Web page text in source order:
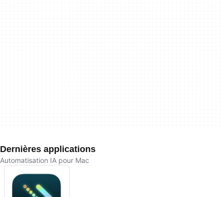
Dernières applications
Automatisation IA pour Mac